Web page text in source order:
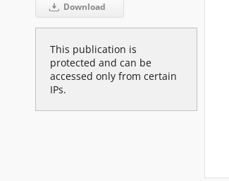
Download
This publication is
protected and can be
accessed only from certain
IPs.